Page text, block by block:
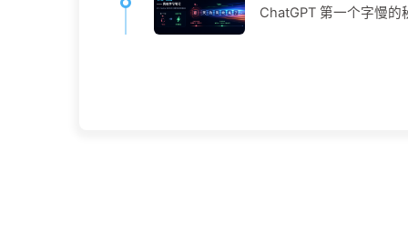
ChatGPT 第一个字慢的